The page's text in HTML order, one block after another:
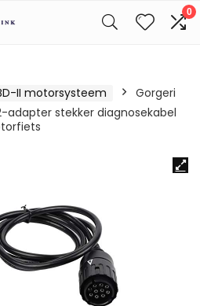
0
II motorsysteem
Gorgeri
adapter stekker diagnosekabel